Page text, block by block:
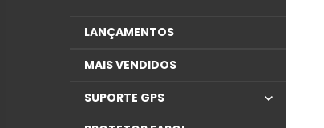
LANÇAMENTOS
MAIS VENDIDOS
SUPORTE GPS